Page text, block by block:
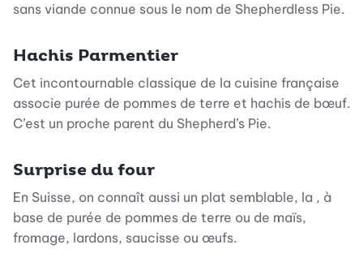
sans viande connue sous le nom de Shepherdless Pie.
Hachis Parmentier
Cet incontournable classique de la cuisine française
associe purée de pommes de terre et hachis de bœuf.
C’est un proche parent du Shepherd’s Pie.
Surprise du four
En Suisse, on connaît aussi un plat semblable, la , à
base de purée de pommes de terre ou de maïs,
fromage, lardons, saucisse ou œufs.